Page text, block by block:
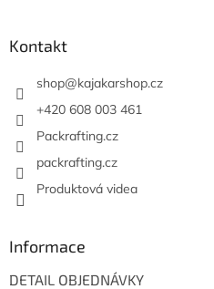
Kontakt
shop@kajakarshop.cz
+420 608 003 461
Packrafting.cz
packrafting.cz
Produktová videa
Informace
DETAIL OBJEDNÁVKY